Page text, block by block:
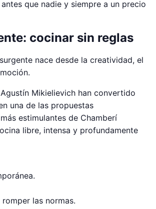
que nadie y siempre a un precio
cocinar sin reglas
nace desde la creatividad, el
Mikielievich han convertido
una de las propuestas
estimulantes de Chamberí
libre, intensa y profundamente
las normas.